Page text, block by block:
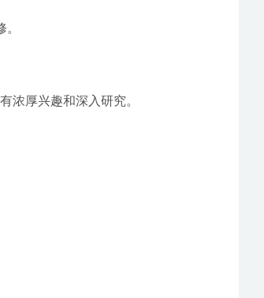
浓厚兴趣和深入研究。